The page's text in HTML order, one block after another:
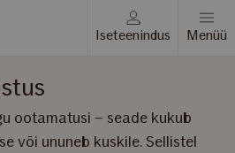
Iseteenindus Menüü
ootamatusi – seade kukub
või ununeb kuskile. Sellistel